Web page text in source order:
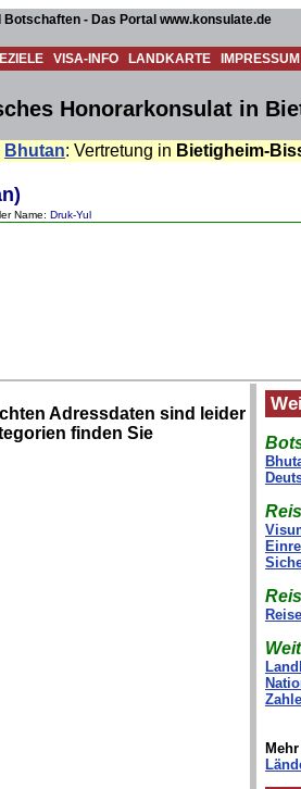
Botschaften - Das Portal www.konsulate.de
VISA-INFO LANDKARTE IMPRESSUM
Honorarkonsulat in
Bhutan: Vertretung in Bietigheim-
Name: Druk-Yul
Adressdaten sind leider
finden Sie